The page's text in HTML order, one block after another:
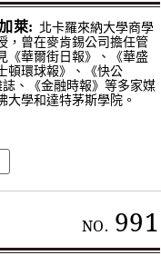
萊: 北卡羅來納大學商學
，曾在麥肯錫公司擔任管
《華爾街日報》、《華盛
頓環球報》、《快公
、《金融時報》等多家媒
大學和達特茅斯學院。
NO. 991